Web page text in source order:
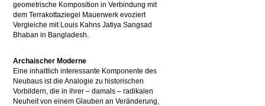
geometrische Komposition in Verbindung mit
dem Terrakottaziegel Mauerwerk evoziert
Vergleiche mit Louis Kahns Jatiya Sangsad
Bhaban in Bangladesh.
Archaischer Moderne
Eine inhaltlich interessante Komponente des
Neubaus ist die Analogie zu historischen
Vorbildern, die in ihrer – damals – radikalen
Neuheit von einem Glauben an Veränderung,